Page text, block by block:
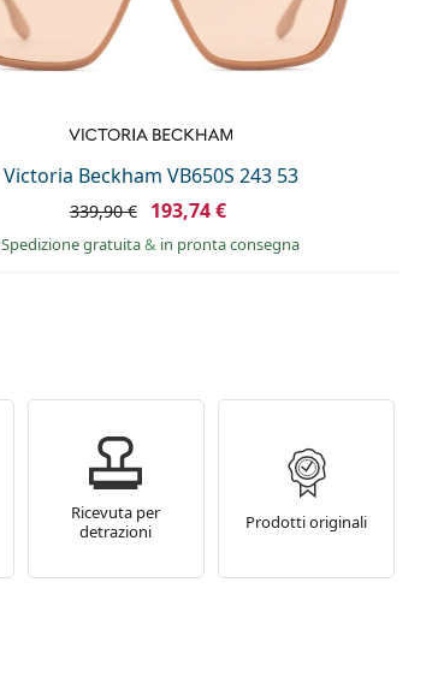
Victoria Beckham VB650S 243 53
339,90 € 193,74 €
Spedizione gratuita& in pronta consegna
Ricevuta per
detrazioni
Prodotti originali